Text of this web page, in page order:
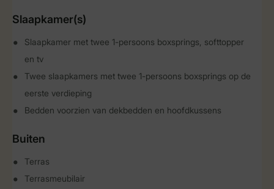
Slaapkamer(s)
Slaapkamer met twee 1-persoons boxsprings, softtopper
en tv
Twee slaapkamers met twee 1-persoons boxsprings op de
eerste verdieping
Bedden voorzien van dekbedden en hoofdkussens
Buiten
Terras
Terrasmeubilair